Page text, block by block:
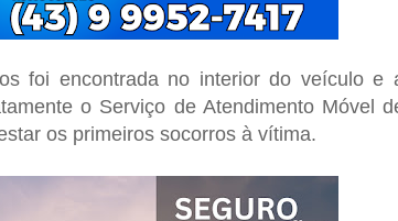
foi encontrada no interior do veículo e
o Serviço de Atendimento Móvel
os primeiros socorros à vítima.